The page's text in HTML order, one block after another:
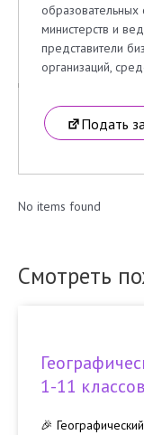
образовательных
министерств и
представители
организаций,
Подать
No items found
Смотреть
1-11
🎉